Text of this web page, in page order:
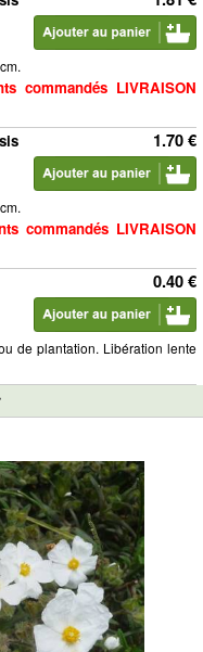
commandés LIVRAISON
1.70 €
commandés LIVRAISON
0.40 €
de plantation. Libération lente